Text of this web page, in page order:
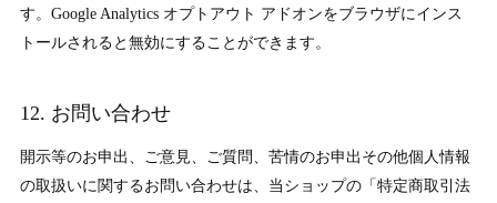
す。Google Analytics オプトアウト アドオンをブラウザにインス
トールされると無効にすることができます。
12. お問い合わせ
開示等のお申出、ご意見、ご質問、苦情のお申出その他個人情報
の取扱いに関するお問い合わせは、当ショップの「特定商取引法